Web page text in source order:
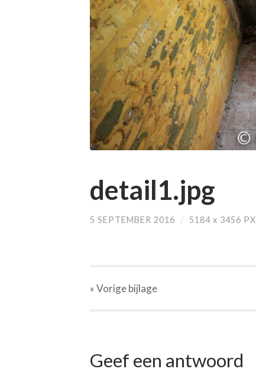
detail1.jpg
5 SEPTEMBER 2016 / 5184 x 3456 PX
« Vorigebijlage
Geef een antwoord